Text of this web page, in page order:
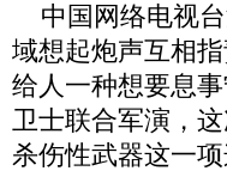
中国网络电视台
域想起炮声互相
给人一种想要息
卫士联合军演，
杀伤性武器这一